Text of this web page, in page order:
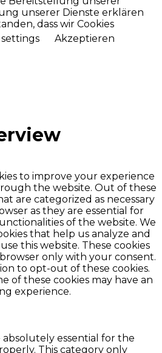
unserer Dienste erklären
dass wir Cookies
Akzeptieren
to improve your experience
the website. Out of these
are categorized as necessary
as they are essential for
of the website. We
that help us analyze and
this website. These cookies
only with your consent.
to opt-out of these cookies.
of these cookies may have an
experience.
absolutely essential for the
This category only